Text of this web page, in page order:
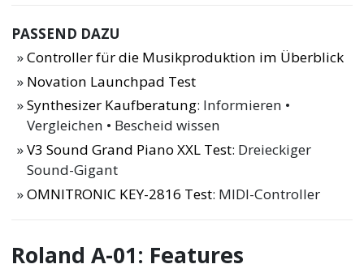
PASSEND DAZU
Controller für die Musikproduktion im Überblick
Novation Launchpad Test
Synthesizer Kaufberatung: Informieren •
Vergleichen • Bescheid wissen
V3 Sound Grand Piano XXL Test: Dreieckiger
Sound-Gigant
OMNITRONIC KEY-2816 Test: MIDI-Controller
Roland A-01: Features